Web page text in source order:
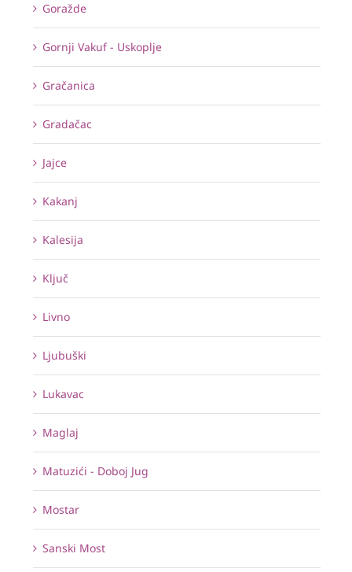
Goražde
Gornji Vakuf - Uskoplje
Gračanica
Gradačac
Jajce
Kakanj
Kalesija
Ključ
Livno
Ljubuški
Lukavac
Maglaj
Matuzići - Doboj Jug
Mostar
Sanski Most